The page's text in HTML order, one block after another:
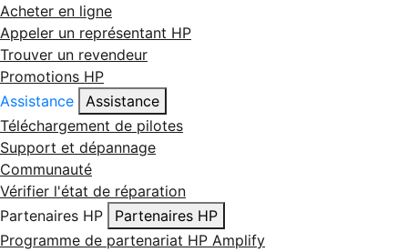
Acheter en ligne
Appeler un représentant HP
Trouver un revendeur
Promotions HP
Assistance
Assistance
Téléchargement de pilotes
Support et dépannage
Communauté
Vérifier l'état de réparation
Partenaires HP
Partenaires HP
Programme de partenariat HP Amplify